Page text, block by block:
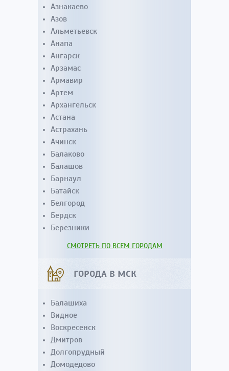
Азнакаево
Азов
Альметьевск
Анапа
Ангарск
Арзамас
Армавир
Артем
Архангельск
Астана
Астрахань
Ачинск
Балаково
Балашов
Барнаул
Батайск
Белгород
Бердск
Березники
СМОТРЕТЬ ПО ВСЕМ ГОРОДАМ
ГОРОДА В МСК
Балашиха
Видное
Воскресенск
Дмитров
Долгопрудный
Домодедово